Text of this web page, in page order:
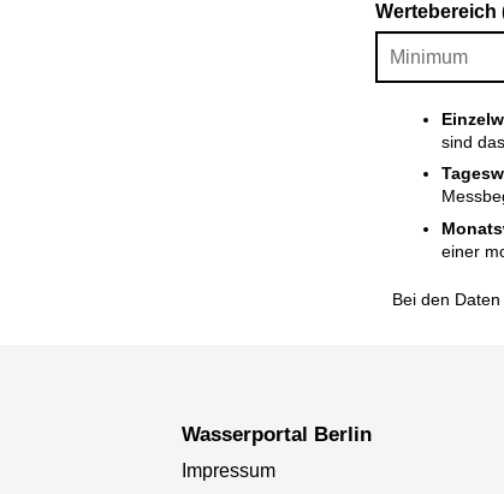
Wertebereich
sind
einer
Bei den
Wasserportal Berlin
Impressum